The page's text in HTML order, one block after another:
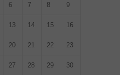
6 7 8 9
13 14 15 16
20 21 22 23
27 28 29 30